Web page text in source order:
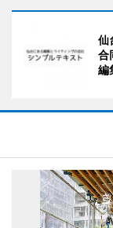
仙
合
編